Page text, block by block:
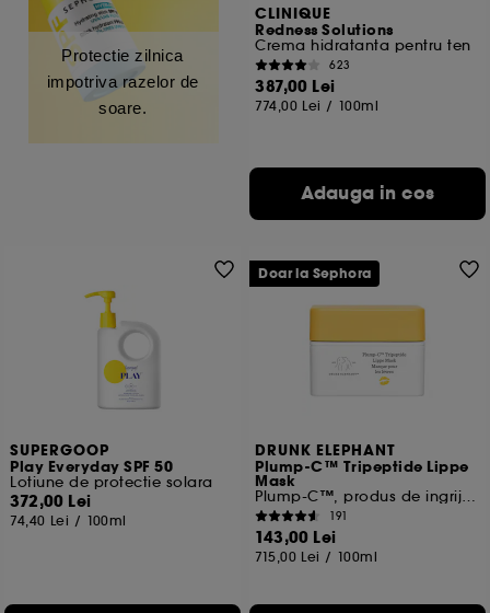
Protectie zilnica
impotriva razelor de
soare.
CLINIQUE
Redness Solutions
Crema hidratanta pentru ten
623
387,00 Lei
774,00 Lei / 100ml
Adauga in cos
SUPERGOOP
Play Everyday SPF 50
Lotiune de protectie solara
372,00 Lei
74,40 Lei / 100ml
DRUNK ELEPHANT
Plump-C™ Tripeptide Lippe
Mask
Plump-C™, produs de ingrijire a buzelor
191
143,00 Lei
715,00 Lei / 100ml
Doar la Sephora